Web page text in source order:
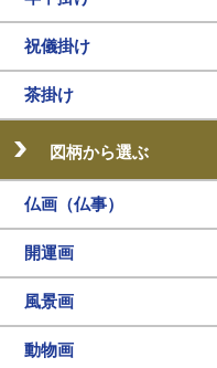
祝儀掛け
茶掛け
図柄から選ぶ
仏画（仏事）
開運画
風景画
動物画